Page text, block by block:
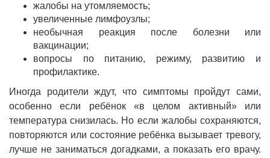
жалобы на утомляемость;
увеличенные лимфоузлы;
необычная реакция после болезни или
вакцинации;
вопросы по питанию, режиму, развитию и
профилактике.
Иногда родители ждут, что симптомы пройдут сами,
особенно если ребёнок «в целом активный» или
температура снизилась. Но если жалобы сохраняются,
повторяются или состояние ребёнка вызывает тревогу,
лучше не заниматься догадками, а показать его врачу.